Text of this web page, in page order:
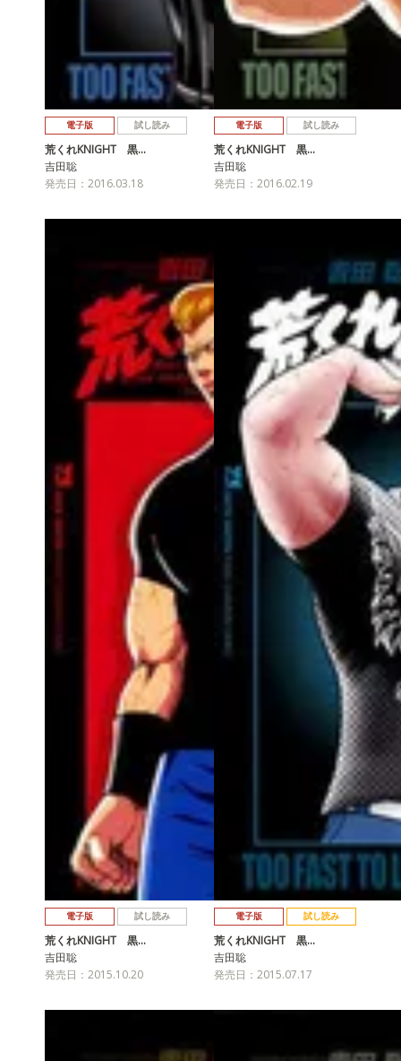
電子版 試し読み
荒くれKNIGHT 黒…
吉田聡
発売日：2016.03.18
電子版 試し読み
荒くれKNIGHT 黒…
吉田聡
発売日：2016.02.19
電子版 試し読み
荒くれKNIGHT 黒…
吉田聡
発売日：2015.10.20
電子版 試し読み
荒くれKNIGHT 黒…
吉田聡
発売日：2015.07.17